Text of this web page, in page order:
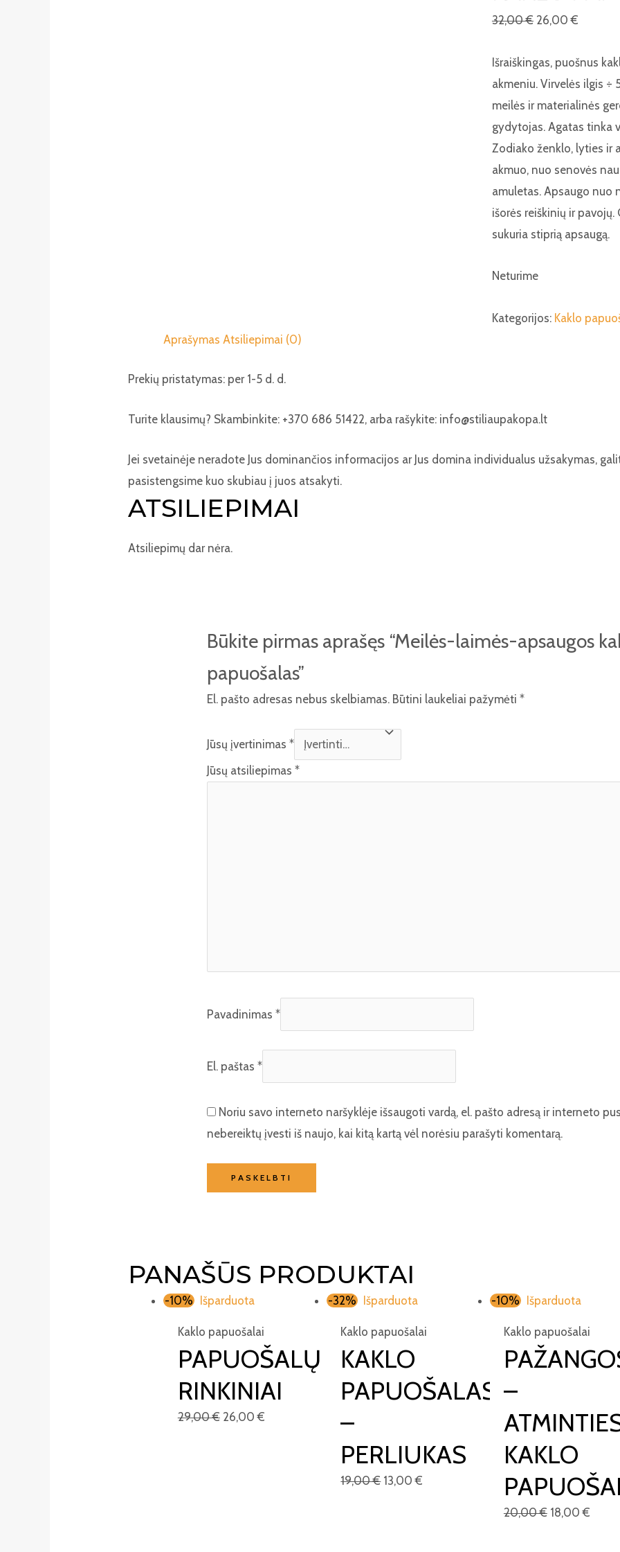
32,00€ 26,00€
Išraiškingas, puošnus
akmeniu. Virvelės ilgis ÷
meilės ir materialinės
gydytojas. Agatas tinka
Zodiako ženklo, lyties ir
akmuo, nuo senovės
amuletas. Apsaugo nuo
išorės reiškinių ir
sukuria stiprią apsaugą.
Neturime
Kategorijos: Kaklo
Aprašymas Atsiliepimai (0)
Prekių pristatymas: per 1-5 d. d.
Turite klausimų? Skambinkite: +370 686 51422, arba rašykite: info@stiliaupakopa.lt
Jei svetainėje neradote Jus dominančios informacijos ar Jus domina individualus užsakymas,
pasistengsime kuo skubiau į juos atsakyti.
ATSILIEPIMAI
Atsiliepimų dar nėra.
Būkite pirmas aprašęs “Meilės-laimės-apsaugos
papuošalas”
El. pašto adresas nebus skelbiamas. Būtini laukeliai pažymėti *
Jūsų įvertinimas *
Jūsų atsiliepimas *
Pavadinimas *
El. paštas *
Noriu savo interneto naršyklėje išsaugoti vardą, el. pašto adresą ir interneto
nebereiktų įvesti iš naujo, kai kitą kartą vėl norėsiu parašyti komentarą.
PANAŠŪS PRODUKTAI
-10% Išparduota
Kaklo papuošalai
PAPUOŠALŲ
RINKINIAI
29,00€ 26,00€
-32% Išparduota
Kaklo papuošalai
KAKLO
PAPUOŠALAS
–
PERLIUKAS
19,00€ 13,00€
-10% Išparduota
Kaklo papuošalai
–
KAKLO
20,00€ 18,00€